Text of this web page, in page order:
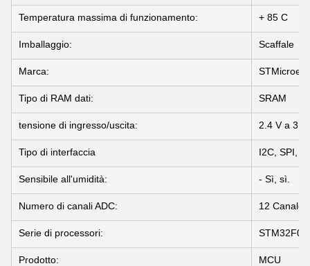
Temperatura massima di funzionamento: + 85 C
Imballaggio: Scaffale
Marca:
Tipo di RAM dati: SRAM
tensione di ingresso/uscita: 2.4 V a 3.6
Tipo di interfaccia I2C, SPI,
Sensibile all'umidità: - Sì, sì.
Numero di canali ADC: 12 Canale
Serie di processori:
Prodotto: MCU